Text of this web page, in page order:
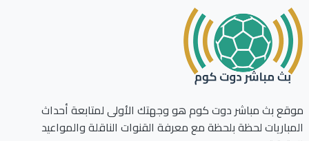
بث مباشر دوت كوم هو وجهتك الأولى لمتابعة أحداث
لحظة بلحظة مع معرفة القنوات الناقلة والمواعيد